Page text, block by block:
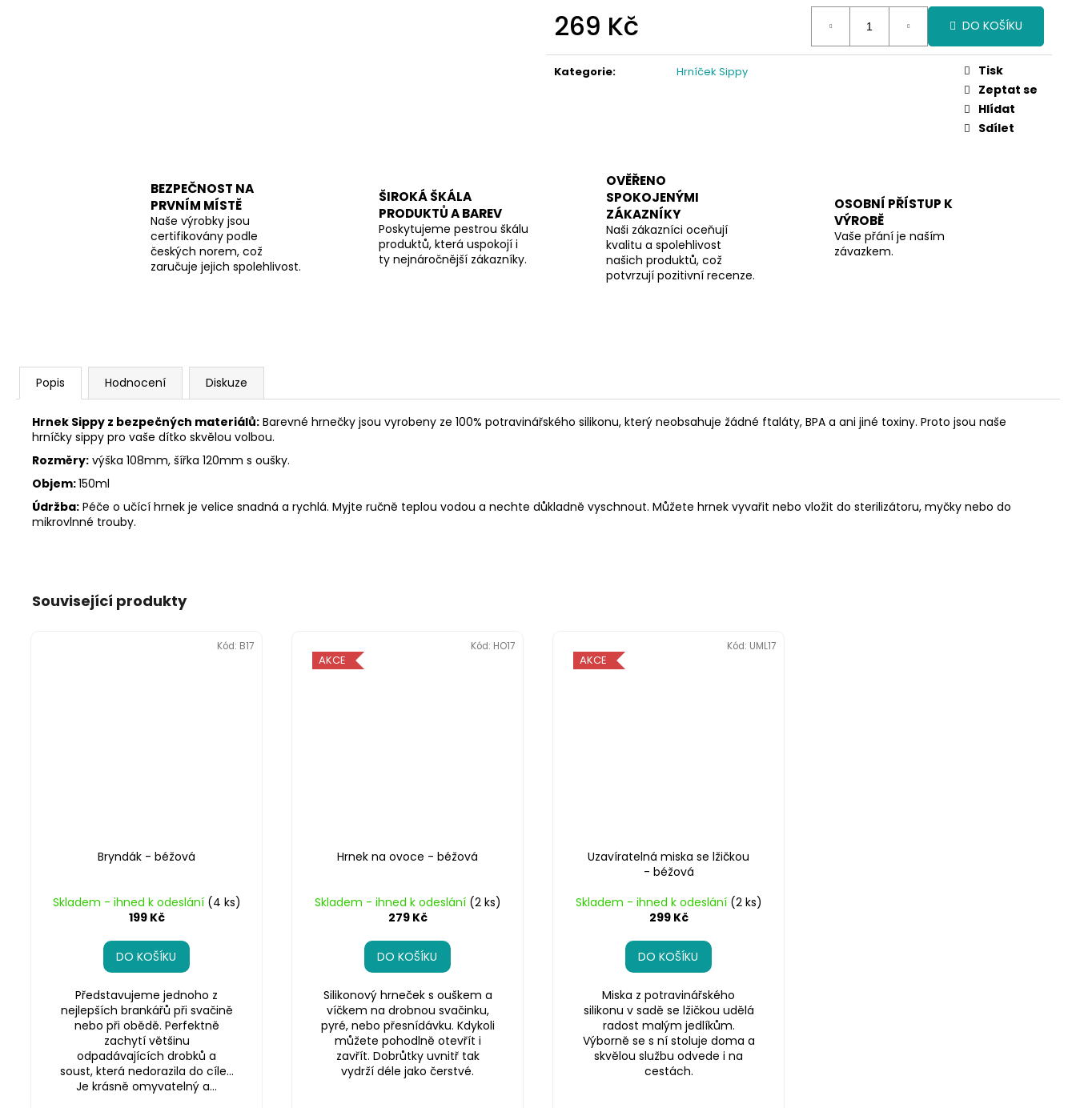
269 Kč
cena:
DO KOŠÍKU
Kategorie: Hrníček Sippy
Tisk
Zeptat se
Hlídat
Sdílet
BEZPEČNOST NA
PRVNÍM MÍSTĚ
Naše výrobky jsou
certifikovány podle
českých norem, což
zaručuje jejich spolehlivost.
ŠIROKÁ ŠKÁLA
PRODUKTŮ A BAREV
Poskytujeme pestrou škálu
produktů, která uspokojí i
ty nejnáročnější zákazníky.
OVĚŘENO
SPOKOJENÝMI
ZÁKAZNÍKY
Naši zákazníci oceňují
kvalitu a spolehlivost
našich produktů, což
potvrzují pozitivní recenze.
OSOBNÍ PŘÍSTUP K
VÝROBĚ
Vaše přání je naším
závazkem.
Popis Hodnocení Diskuze
Hrnek Sippy z bezpečných materiálů: Barevné hrnečky jsou vyrobeny ze 100% potravinářského silikonu, který neobsahuje žádné ftaláty, BPA a ani jiné toxiny. Proto jsou naše
hrníčky sippy pro vaše dítko skvělou volbou.
Rozměry: výška 108mm, šířka 120mm s oušky.
Objem:150ml
Údržba: Péče o učící hrnek je velice snadná a rychlá. Myjte ručně teplou vodou a nechte důkladně vyschnout. Můžete hrnek vyvařit nebo vložit do sterilizátoru, myčky nebo do
mikrovlnné trouby.
Související produkty
Bryndák - béžová
Skladem - ihned k odeslání (4 ks)
199 Kč
DO KOŠÍKU
Představujeme jednoho z
nejlepších brankářů při svačině
nebo při obědě. Perfektně
zachytí většinu
odpadávajících drobků a
soust, která nedorazila do cíle…
Je krásně omyvatelný a...
Kód: B17
AKCE
Hrnek na ovoce - béžová
Skladem - ihned k odeslání (2 ks)
279 Kč
DO KOŠÍKU
Silikonový hrneček s ouškem a
víčkem na drobnou svačinku,
pyré, nebo přesnídávku. Kdykoli
můžete pohodlně otevřít i
zavřít. Dobrůtky uvnitř tak
vydrží déle jako čerstvé.
Kód: HO17
AKCE
Uzavíratelná miska se lžičkou
- béžová
Skladem - ihned k odeslání (2 ks)
299 Kč
DO KOŠÍKU
Miska z potravinářského
silikonu v sadě se lžičkou udělá
radost malým jedlíkům.
Výborně se s ní stoluje doma a
skvělou službu odvede i na
cestách.
Kód: UML17